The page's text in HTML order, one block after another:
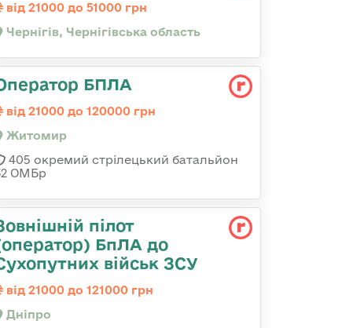
від 21000 до 51000 грн
Чернігів, Чернігівська область
БПЛА
від 21000 до 120000 грн
Житомир
405 окремий стрілецький батальйон
ОМБр
пілот
БпЛА до
військ ЗСУ
від 21000 до 121000 грн
Дніпро